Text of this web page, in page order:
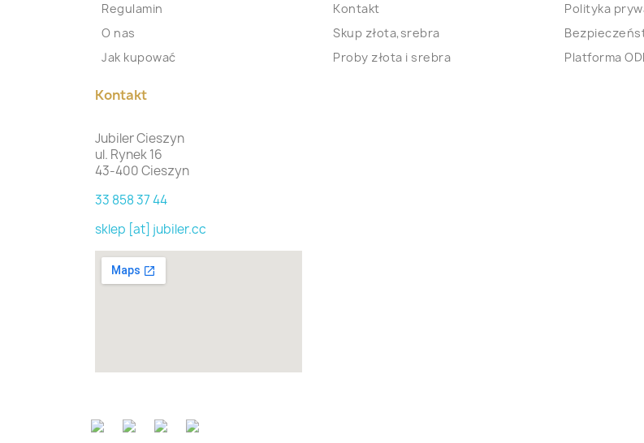
Regulamin
O nas
Jak kupować
Kontakt
Skup złota,srebra
Proby złota i srebra
Polityka
Platforma
Kontakt
Jubiler Cieszyn
ul. Rynek 16
43-400 Cieszyn
33 858 37 44
sklep [at] jubiler.cc